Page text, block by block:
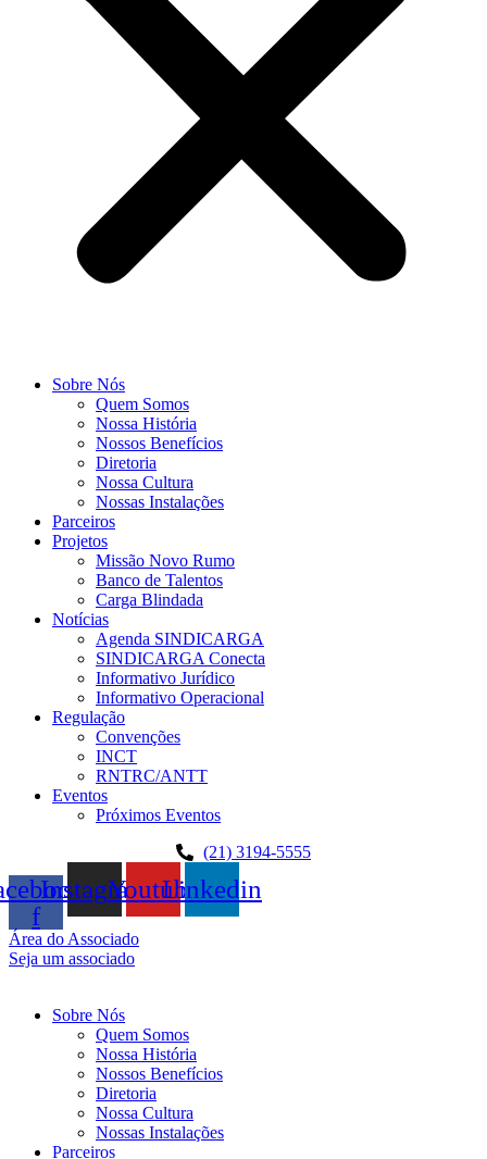
Sobre Nós
Quem Somos
Nossa História
Nossos Benefícios
Diretoria
Nossa Cultura
Nossas Instalações
Parceiros
Projetos
Missão Novo Rumo
Banco de Talentos
Carga Blindada
Notícias
Agenda SINDICARGA
SINDICARGA Conecta
Informativo Jurídico
Informativo Operacional
Regulação
Convenções
INCT
RNTRC/ANTT
Eventos
Próximos Eventos
(21) 3194-5555
f
InstagramYoutubeLinkedin
Área do Associado
Seja um associado
Sobre Nós
Quem Somos
Nossa História
Nossos Benefícios
Diretoria
Nossa Cultura
Nossas Instalações
Parceiros